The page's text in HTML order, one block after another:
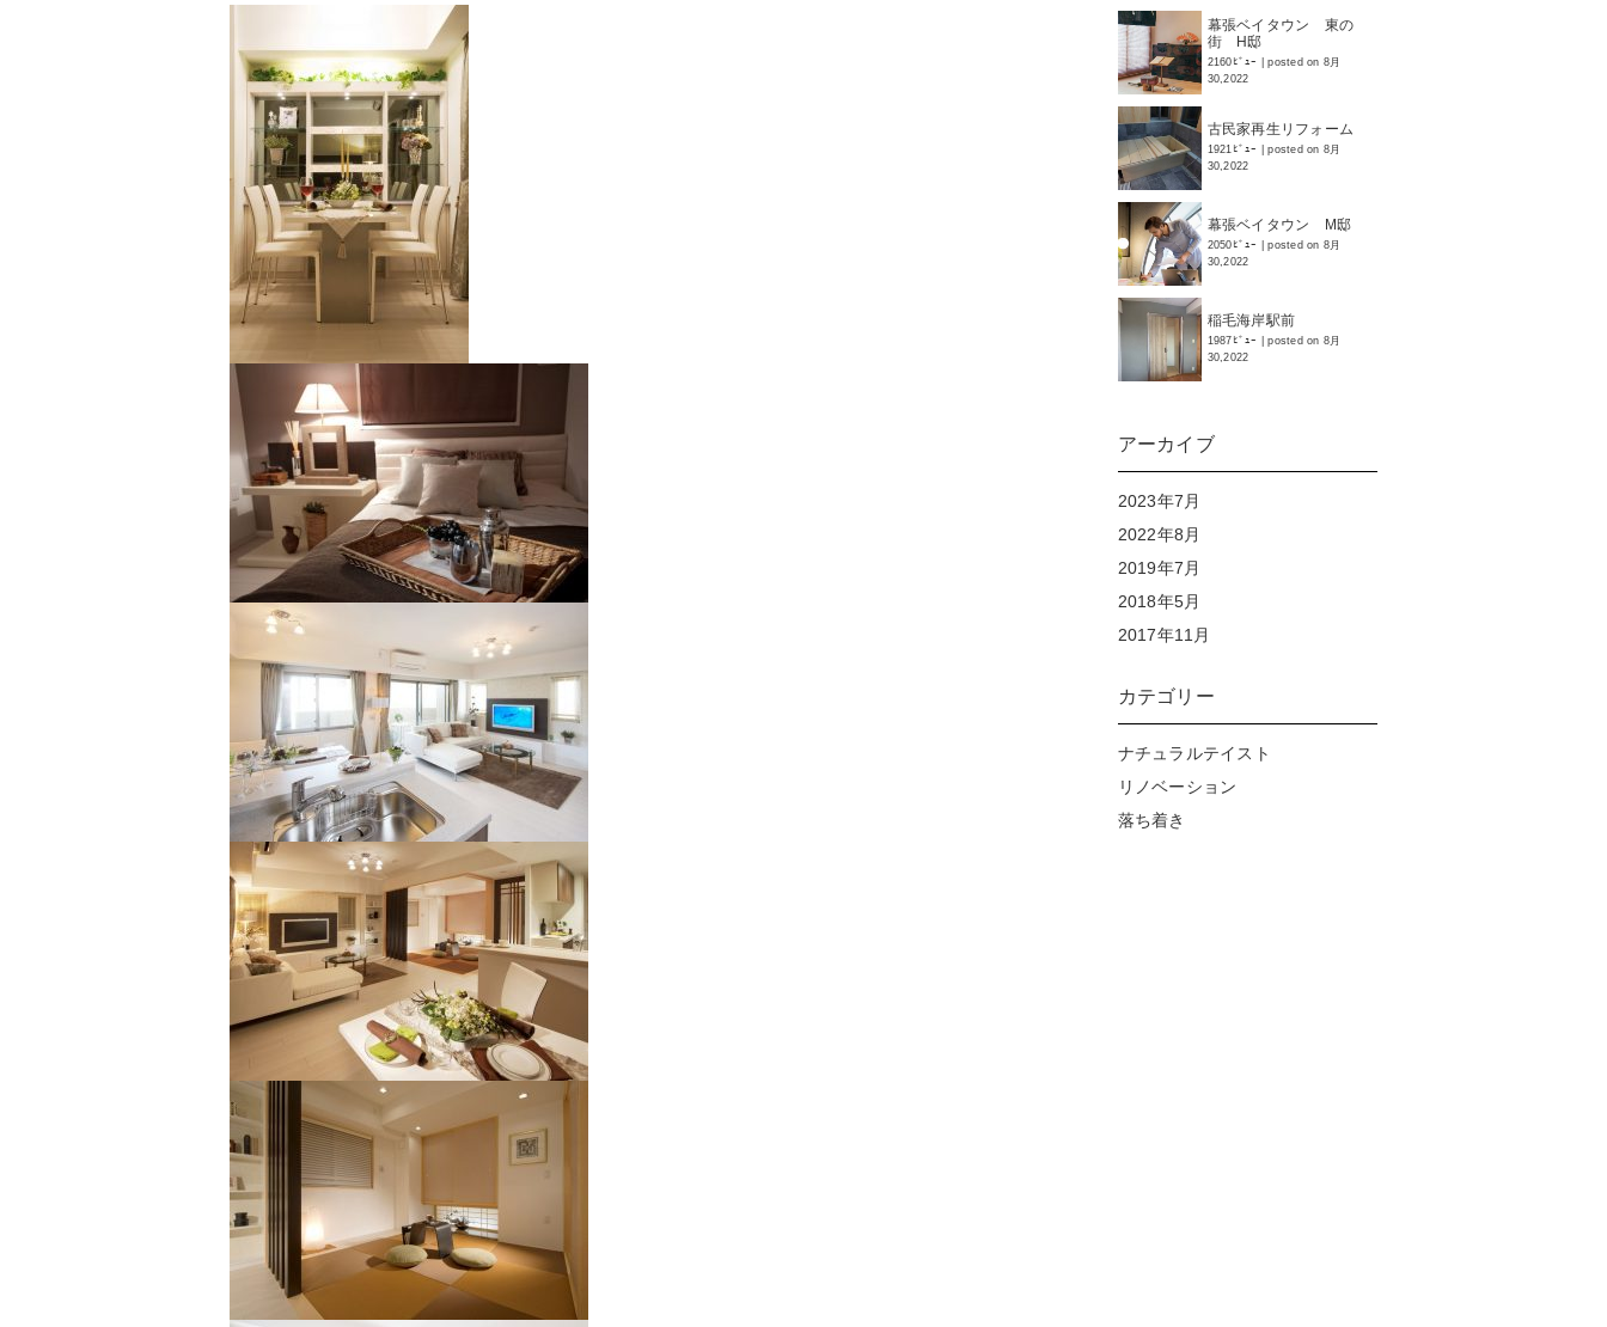
幕張ベイタウン 東の
街 H邸
2160ﾋﾞｭｰ |posted on 8月
30,2022
古民家再生リフォーム
1921ﾋﾞｭｰ |posted on 8月
30,2022
幕張ベイタウン M邸
2050ﾋﾞｭｰ |posted on 8月
30,2022
稲毛海岸駅前
1987ﾋﾞｭｰ |posted on 8月
30,2022
アーカイブ
2023年7月
2022年8月
2019年7月
2018年5月
2017年11月
カテゴリー
ナチュラルテイスト
リノベーション
落ち着き